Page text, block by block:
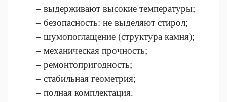
– выдерживают высокие температуры;
– безопасность: не выделяют стирол;
– шумопоглащение (структура камня);
– механическая прочность;
– ремонтопригодность;
– стабильная геометрия;
– полная комплектация.